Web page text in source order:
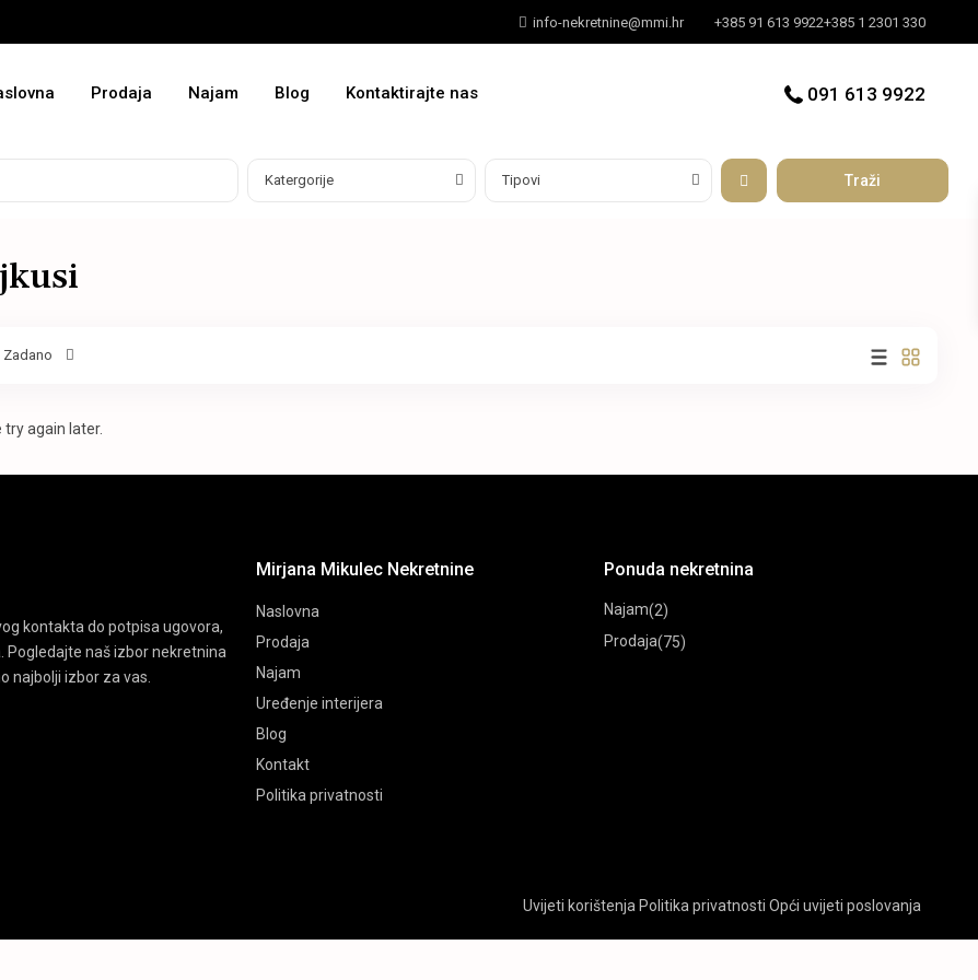
info-nekretnine@mmi.hr +385 91 613 9922+385 1 2301 330
Prodaja Najam Blog Kontaktirajte nas 091 613 9922
Katergorije Tipovi
Zadano
again later.
kontakta do potpisa ugovora,
naš izbor nekretnina
najbolji izbor za vas.
Mirjana Mikulec Nekretnine
Naslovna
Prodaja
Najam
Uređenje interijera
Blog
Kontakt
Politika privatnosti
Ponuda nekretnina
Najam(2)
Prodaja(75)
Uvijeti korištenja Politika privatnosti Opći uvijeti poslovanja